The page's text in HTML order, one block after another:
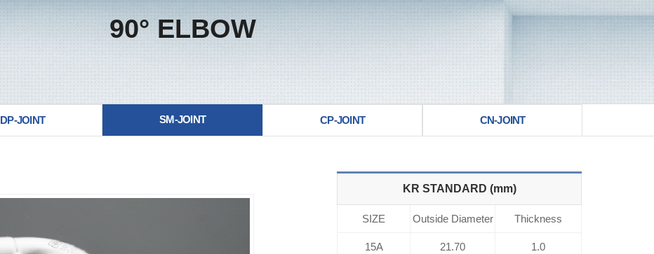
90° ELBOW
DP-JOINT SM-JOINT CP-JOINT CN-JOINT
KR STANDARD (mm)
SIZE Outside Diameter Thickness
15A 21.70 1.0